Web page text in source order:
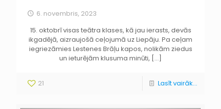
6. novembris, 2023
15. oktobrī visas teātra klases, kā jau ierasts, devās
ikgadējā, aizraujošā ceļojumā uz Liepāju. Pa ceļam
iegriezāmies Lestenes Brāļu kapos, nolikām ziedus
un ieturējām klusuma minūti, […]
21 Lasīt vairāk...